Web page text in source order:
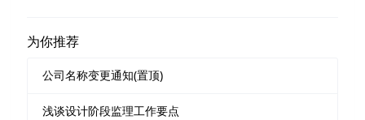
为你推荐
公司名称变更通知(置顶)
浅谈设计阶段监理工作要点